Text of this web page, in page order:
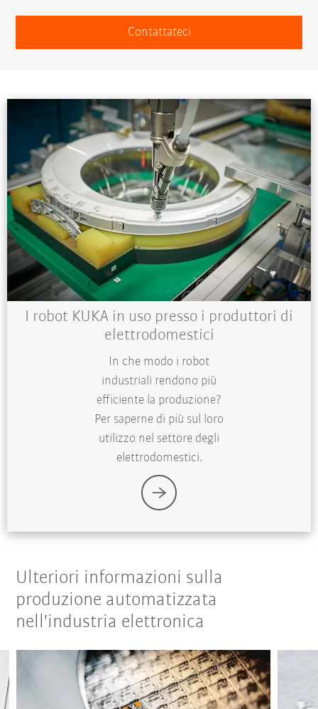
Contattateci
I robot KUKA in uso presso i produttori di
elettrodomestici
In che modo i robot
industriali rendono più
efficiente la produzione?
Per saperne di più sul loro
utilizzo nel settore degli
elettrodomestici.
Ulteriori informazioni sulla
produzione automatizzata
nell'industria elettronica